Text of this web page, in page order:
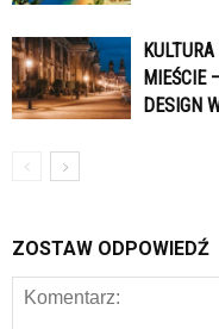
MIEŚCIE
DESIGN
ZOSTAW ODPOWIEDŹ